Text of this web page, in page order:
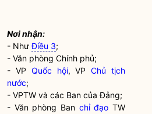
Nơi nhận:
- NhưĐiều 3;
- Văn phòng Chính phủ;
- VP Quốc hội, VPChủ tịch
nước;
- VPTW và các Ban của Đảng;
- Văn phòng Ban chỉ đạo TW